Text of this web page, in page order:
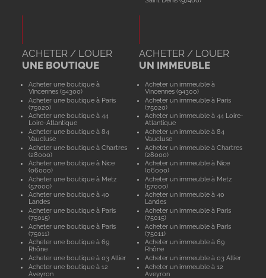
ACHETER / LOUER
UNE BOUTIQUE
Acheter une boutique à
Vincennes (94300)
Acheter une boutique à Paris
(75020)
Acheter une boutique à 44
Loire-Atlantique
Acheter une boutique à 84
Vaucluse
Acheter une boutique à Chartres
(28000)
Acheter une boutique à Nice
(06000)
Acheter une boutique à Metz
(57000)
Acheter une boutique à 40
Landes
Acheter une boutique à Paris
(75015)
Acheter une boutique à Paris
(75011)
Acheter une boutique à 69
Rhône
Acheter une boutique à 03 Allier
Acheter une boutique à 12
Aveyron
ACHETER / LOUER
UN IMMEUBLE
Acheter un immeuble à
Vincennes (94300)
Acheter un immeuble à Paris
(75020)
Acheter un immeuble à 44 Loire-
Atlantique
Acheter un immeuble à 84
Vaucluse
Acheter un immeuble à Chartres
(28000)
Acheter un immeuble à Nice
(06000)
Acheter un immeuble à Metz
(57000)
Acheter un immeuble à 40
Landes
Acheter un immeuble à Paris
(75015)
Acheter un immeuble à Paris
(75011)
Acheter un immeuble à 69
Rhône
Acheter un immeuble à 03 Allier
Acheter un immeuble à 12
Aveyron